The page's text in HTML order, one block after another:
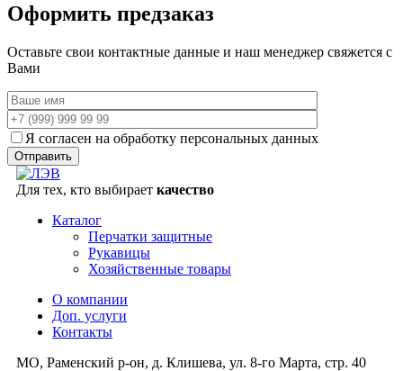
Оформить предзаказ
Оставьте свои контактные данные и наш менеджер свяжется с
Вами
Я согласен на обработку персональных данных
Для тех, кто выбирает качество
Каталог
Перчатки защитные
Рукавицы
Хозяйственные товары
О компании
Доп. услуги
Контакты
МО, Раменский р-он, д. Клишева, ул. 8-го Марта, стр. 40